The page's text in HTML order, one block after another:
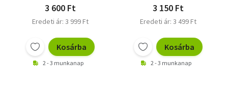
3 600 Ft
Eredeti ár: 3 999 Ft
Kosárba
2 - 3 munkanap
3 150 Ft
Eredeti ár: 3 499 Ft
Kosárba
2 - 3 munkanap